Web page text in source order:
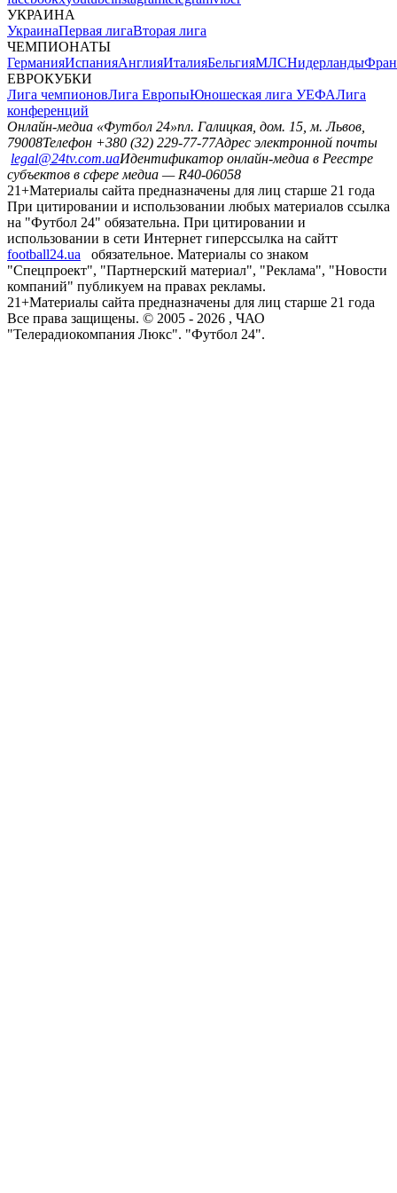
УКРАИНА
УкраинаПервая лигаВторая лига
ЧЕМПИОНАТЫ
ГерманияИспанияАнглияИталияБельгияМЛСНидерланды
ЕВРОКУБКИ
Лига чемпионовЛига ЕвропыЮношеская лига УЕФАЛига
конференций
Онлайн-медиа «Футбол 24»пл. Галицкая, дом. 15, м. Львов,
79008Телефон +380 (32) 229-77-77Адрес электронной почты
legal@24tv.com.uaИдентификатор онлайн-медиа в Реестре
субъектов в сфере медиа — R40-06058
21+Материалы сайта предназначены для лиц старше 21 года
При цитировании и использовании любых материалов ссылка
на "Футбол 24" обязательна. При цитировании и
использовании в сети Интернет гиперссылка на сайтт
football24.ua
обязательное. Материалы со знаком
"Спецпроект", "Партнерский материал", "Реклама", "Новости
компаний" публикуем на правах рекламы.
21+Материалы сайта предназначены для лиц старше 21 года
Все права защищены. © 2005 - 2026 , ЧАО
"Телерадиокомпания Люкс". "Футбол 24".